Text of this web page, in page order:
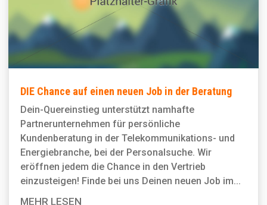
DIE Chance auf einen neuen Job in der Beratung
Dein-Quereinstieg unterstützt namhafte
Partnerunternehmen für persönliche
Kundenberatung in der Telekommunikations- und
Energiebranche, bei der Personal­suche. Wir
eröffnen jedem die Chance in den Vertrieb
einzusteigen! Finde bei uns Deinen neuen Job im...
MEHR LESEN